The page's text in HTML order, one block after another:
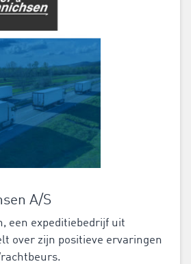
A/S
een expeditiebedrijf uit
over zijn positieve ervaringen